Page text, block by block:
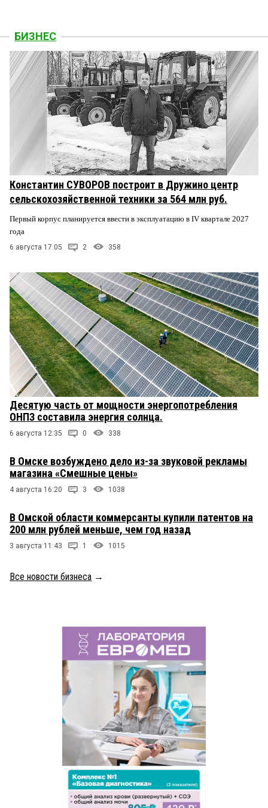
БИЗНЕС
Константин СУВОРОВ построит в Дружино центр
сельскохозяйственной техники за 564 млн руб.
Первый корпус планируется ввести в эксплуатацию в IV квартале 2027
года
6 августа 17:05 2 358
Десятую часть от мощности энергопотребления
ОНПЗ составила энергия солнца.
6 августа 12:35 0 338
В Омске возбуждено дело из-за звуковой рекламы
магазина «Смешные цены»
4 августа 16:20 3 1038
В Омской области коммерсанты купили патентов на
200 млн рублей меньше, чем год назад
3 августа 11:43 1 1015
Все новости бизнеса →